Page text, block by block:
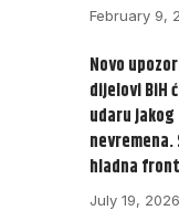
February 9,
Novo
dijelovi BiH
udaru jakog
hladna
July 19, 2026